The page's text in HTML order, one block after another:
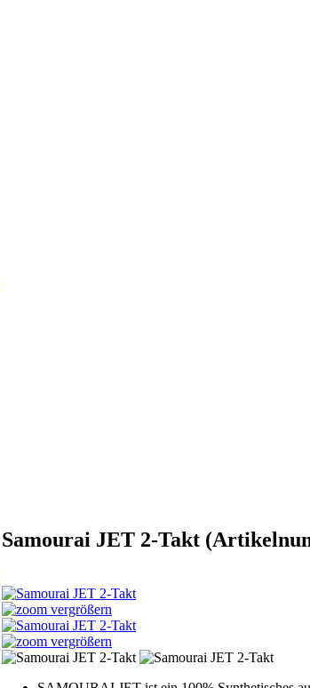
Samourai JET 2-Takt
vergrößern
vergrößern